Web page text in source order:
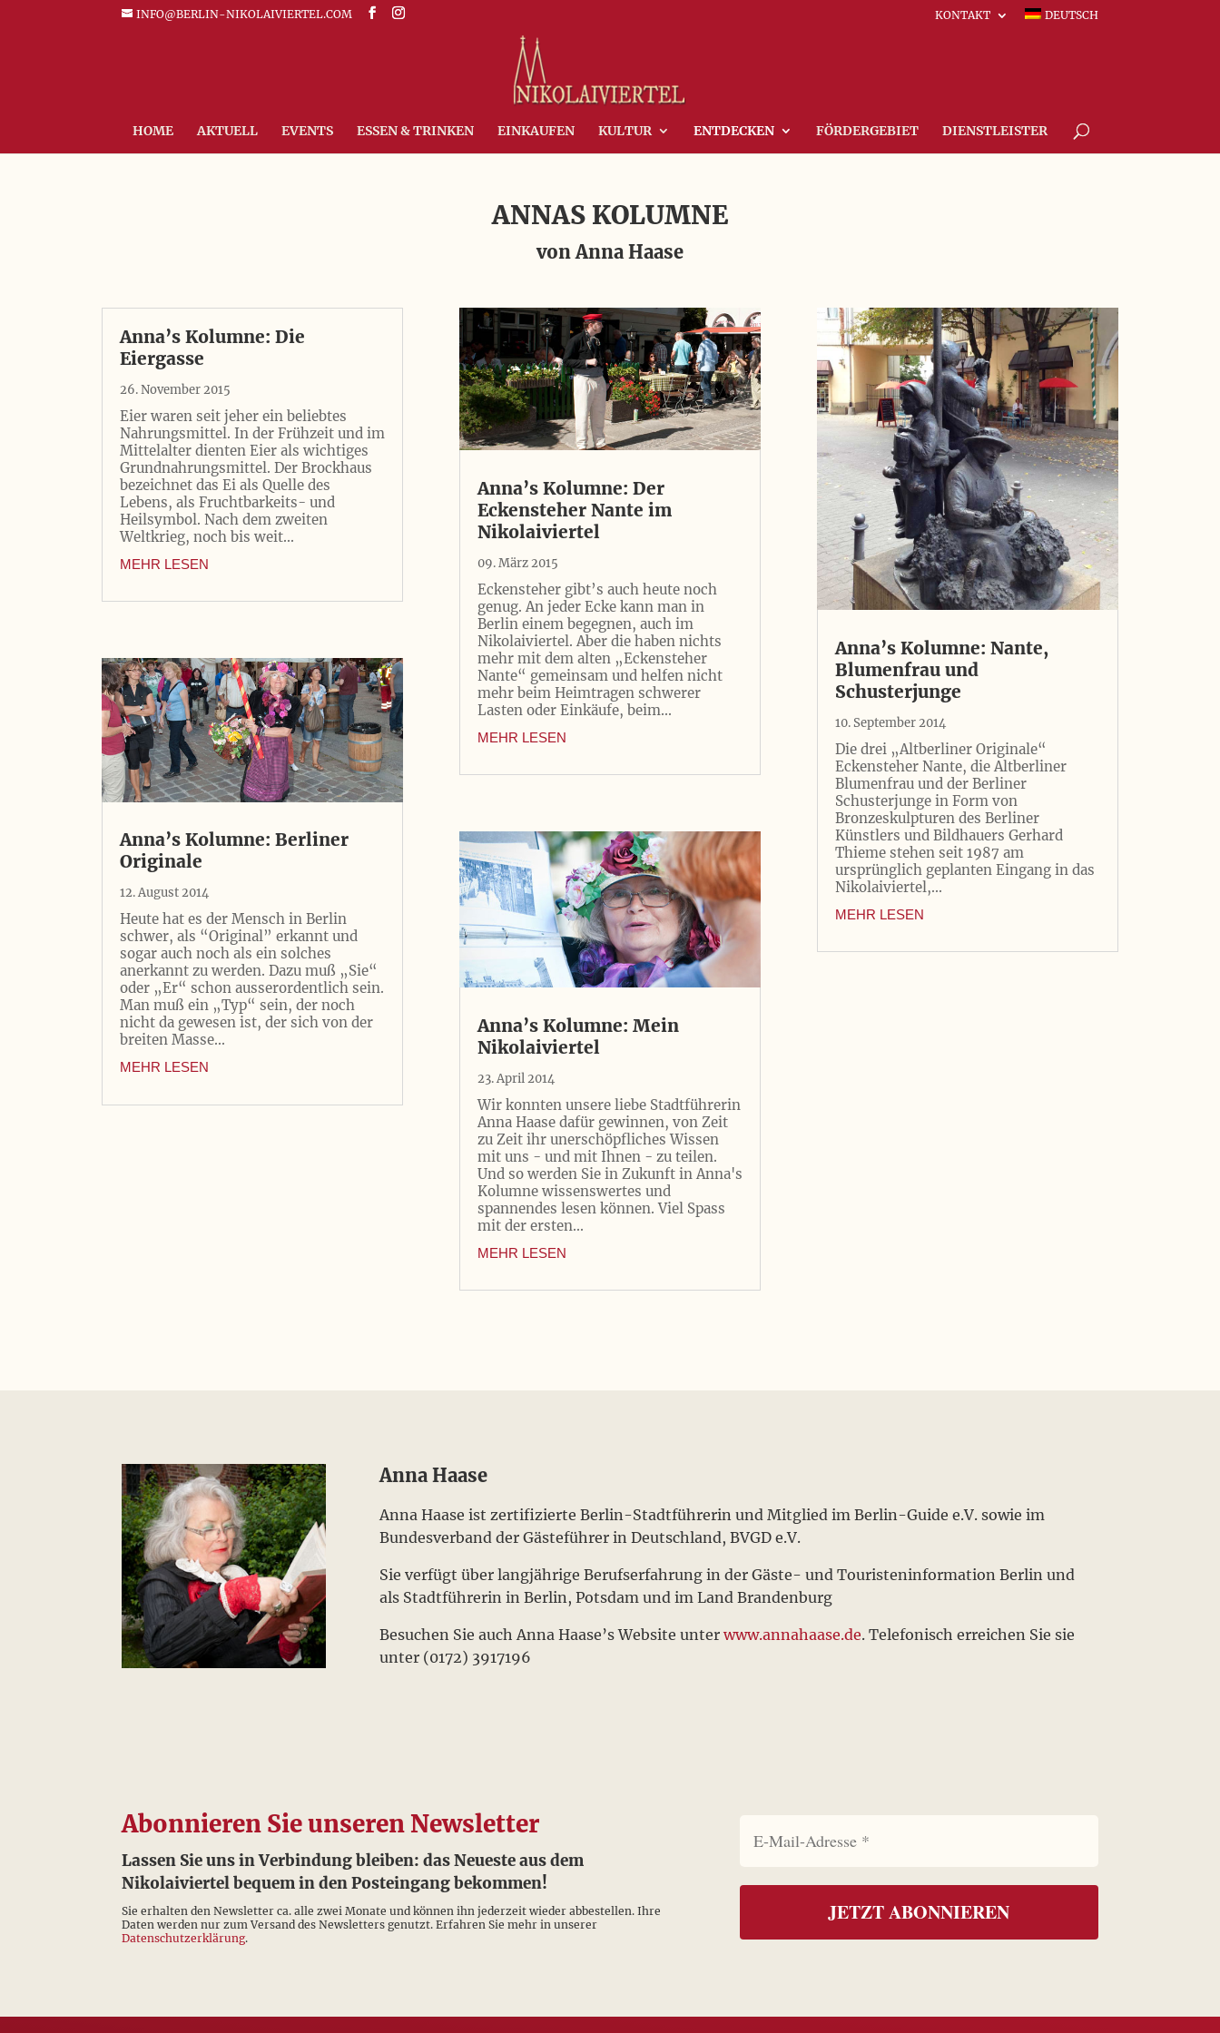
INFO@BERLIN-NIKOLAIVIERTEL.COM KONTAKT DEUTSCH
HOME AKTUELL EVENTS ESSEN & TRINKEN EINKAUFEN KULTUR ENTDECKEN FÖRDERGEBIET DIENSTLEISTER
ANNAS KOLUMNE
von Anna Haase
Anna’s Kolumne: Die
Eiergasse
26. November 2015
Eier waren seit jeher ein beliebtes
Nahrungsmittel. In der Frühzeit und im
Mittelalter dienten Eier als wichtiges
Grundnahrungsmittel. Der Brockhaus
bezeichnet das Ei als Quelle des
Lebens, als Fruchtbarkeits- und
Heilsymbol. Nach dem zweiten
Weltkrieg, noch bis weit...
MEHR LESEN
Anna’s Kolumne: Berliner
Originale
12. August 2014
Heute hat es der Mensch in Berlin
schwer, als “Original” erkannt und
sogar auch noch als ein solches
anerkannt zu werden. Dazu muß „Sie“
oder „Er“ schon ausserordentlich sein.
Man muß ein „Typ“ sein, der noch
nicht da gewesen ist, der sich von der
breiten Masse...
MEHR LESEN
Anna’s Kolumne: Der
Eckensteher Nante im
Nikolaiviertel
09. März 2015
Eckensteher gibt’s auch heute noch
genug. An jeder Ecke kann man in
Berlin einem begegnen, auch im
Nikolaiviertel. Aber die haben nichts
mehr mit dem alten „Eckensteher
Nante“ gemeinsam und helfen nicht
mehr beim Heimtragen schwerer
Lasten oder Einkäufe, beim...
MEHR LESEN
Anna’s Kolumne: Mein
Nikolaiviertel
23. April 2014
Wir konnten unsere liebe Stadtführerin
Anna Haase dafür gewinnen, von Zeit
zu Zeit ihr unerschöpfliches Wissen
mit uns - und mit Ihnen - zu teilen.
Und so werden Sie in Zukunft in Anna's
Kolumne wissenswertes und
spannendes lesen können. Viel Spass
mit der ersten...
MEHR LESEN
Anna’s Kolumne: Nante,
Blumenfrau und
Schusterjunge
10. September 2014
Die drei „Altberliner Originale“
Eckensteher Nante, die Altberliner
Blumenfrau und der Berliner
Schusterjunge in Form von
Bronzeskulpturen des Berliner
Künstlers und Bildhauers Gerhard
Thieme stehen seit 1987 am
ursprünglich geplanten Eingang in das
Nikolaiviertel,...
MEHR LESEN
Anna Haase
Anna Haase ist zertifizierte Berlin-Stadtführerin und Mitglied im Berlin-Guide e.V. sowie im
Bundesverband der Gästeführer in Deutschland, BVGD e.V.
Sie verfügt über langjährige Berufserfahrung in der Gäste- und Touristeninformation Berlin und
als Stadtführerin in Berlin, Potsdam und im Land Brandenburg
Besuchen Sie auch Anna Haase’s Website unter www.annahaase.de. Telefonisch erreichen Sie sie
unter (0172) 3917196
Abonnieren Sie unseren Newsletter
Lassen Sie uns in Verbindung bleiben: das Neueste aus dem
Nikolaiviertel bequem in den Posteingang bekommen!
Sie erhalten den Newsletter ca. alle zwei Monate und können ihn jederzeit wieder abbestellen. Ihre
Daten werden nur zum Versand des Newsletters genutzt. Erfahren Sie mehr in unserer
Datenschutzerklärung.